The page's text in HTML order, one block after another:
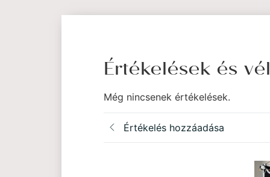
Értékelések és
Még nincsenek értékelések.
Értékelés hozzáadása